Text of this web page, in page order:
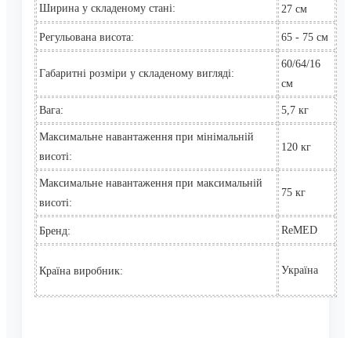
Ширина у складеному стані: 27 см
Регульована висота: 65 - 75 см
Габаритні розміри у складеному вигляді:
60/64/16
см
Вага: 5,7 кг
Максимальне навантаження при мінімальній
висоті:
120 кг
Максимальне навантаження при максимальній
висоті:
75 кг
Бренд: ReMED
Країна виробник: Україна